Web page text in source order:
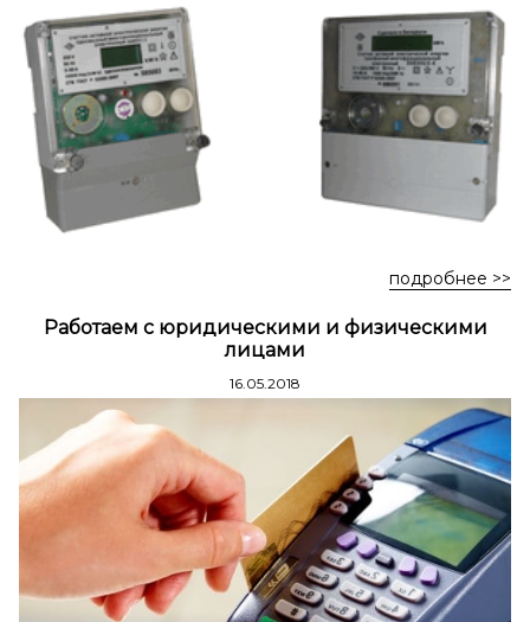
Стремянки стальные
Стремянки двухсторонние стальные
подробнее >>
Работаем с юридическими и физическими
лицами
16.05.2018